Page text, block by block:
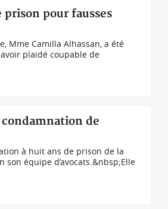
prison pour fausses
Mme Camilla Alhassan, a été
plaidé coupable de
de
à huit ans de prison de la
équipe d’avocats.&nbsp;Elle